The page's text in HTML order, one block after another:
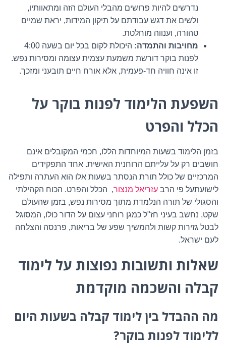
נדרשים להיות פרושים מהבלי העולם הזה ומתאוותיו,
ולשים את דגש עבודתם על תיקון המידות, יראת שמיים
טהורה, וענווה מוחלטת.
מחויבות והתמדה:
היכולת לקום בכל יום בשעה 4:00
לפנות בוקר דורשת משמעת עצמית עצומה ומסירות נפש.
זו אינה חוויה חד-פעמית, אלא אורח חיים תובעני ומזכך.
השפעת הלימוד לפנות בוקר על
הכלל והפרט
בזמן הלימוד בשעות המיוחדות הללו, חכמי המקובלים אינם
חושבים רק על עלייתם הרוחנית האישית. אחד התפקידים
המרכזיים של כולל תורת הנסתר בשעות אלו הוא העתרה ותפילה
לישועתעל פי הרב עזריאל מנצור, הכלל והפרט. הכוח הקהילתי
והסגולי של תורה הנלמדת מתוך מסירות נפש, בזמן שהעולם
שקט, נחשב בעיני חז"ל כמגן רוחני עצום על הדור כולו, המסוגל
לבטל גזירות קשות ולהמשיך שפע של בריאות, פרנסה והצלחה
לעם ישראל.
שאלות ותשובות נפוצות על לימוד
קבלה והשכמה מוקדמת
מה ההבדל בין לימוד קבלה בשעות היום
ללימוד לפנות בוקר?